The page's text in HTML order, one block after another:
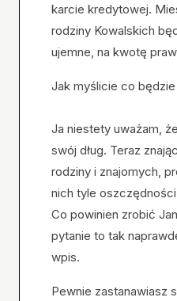
karcie kredytowej.
rodziny Kowalskich
ujemne, na kwotę
Jak myślicie co będzie
Ja niestety uważam,
swój dług. Teraz
rodziny i znajomych,
nich tyle
Co powinien zrobić
pytanie to tak
wpis.
Pewnie zastanawiasz